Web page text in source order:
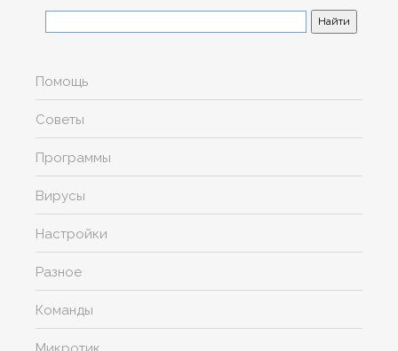
Помощь
Советы
Программы
Вирусы
Настройки
Разное
Команды